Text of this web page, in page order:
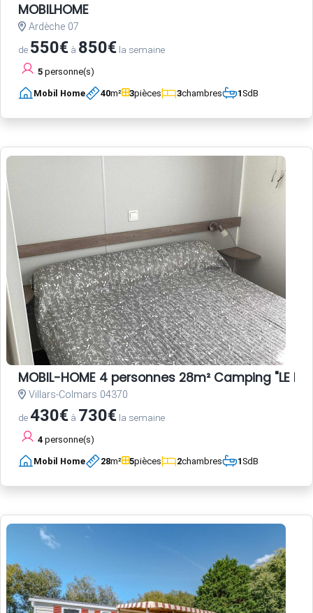
MOBILHOME
Ardèche 07
de 550€ à 850€ la semaine
5 personne(s)
Mobil Home 40m² 3pièces 3chambres 1SdB
MOBIL-HOME 4 personnes 28m² Camping "LE
Villars-Colmars 04370
de430€ à 730€ la semaine
4 personne(s)
Mobil Home 28m² 5pièces 2chambres 1SdB